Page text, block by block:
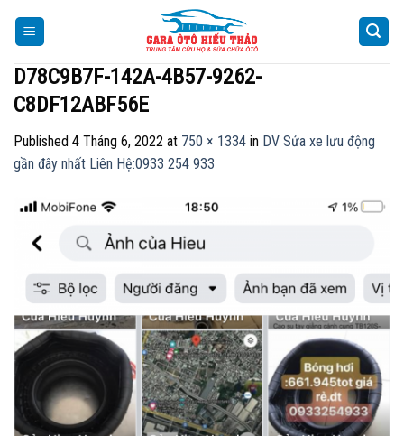
D78C9B7F-142A-4B57-9262-
C8DF12ABF56E
Published 4 Tháng 6, 2022 at 750 × 1334 in DV Sửa xe lưu động
gần đây nhất Liên Hệ:0933 254 933